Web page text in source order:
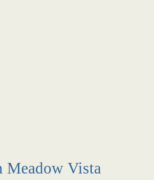
Meadow Vista